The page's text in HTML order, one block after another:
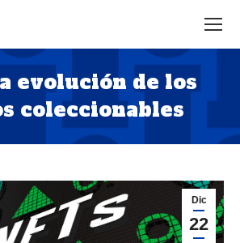
evolución de los
coleccionables
Estás aquí:
Dic
22